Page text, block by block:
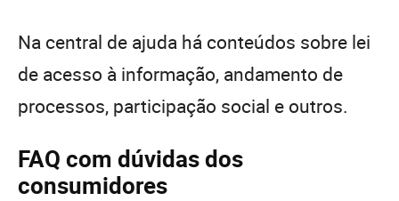
Na central de ajuda há conteúdos sobre lei
de acesso à informação, andamento de
processos, participação social e outros.
FAQ com dúvidas dos
consumidores